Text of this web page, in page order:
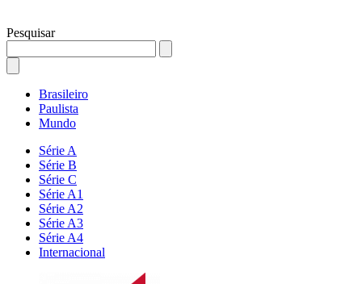
Pesquisar
Brasileiro
Paulista
Mundo
Série A
Série B
Série C
Série A1
Série A2
Série A3
Série A4
Internacional